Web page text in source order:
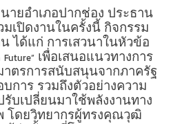
ยอำเภอปากช่อง ประธาน
มเปิดงานในครั้งนี้ กิจกรรม
ได้แก่ การเสวนาในหัวข้อ
เพื่อเสนอแนวทางการ
ตรการสนับสนุนจากภาครัฐ
การ รวมถึงตัวอย่างความ
บเปลี่ยนมาใช้พลังงานทาง
โดยวิทยากรผู้ทรงคุณวุฒิ